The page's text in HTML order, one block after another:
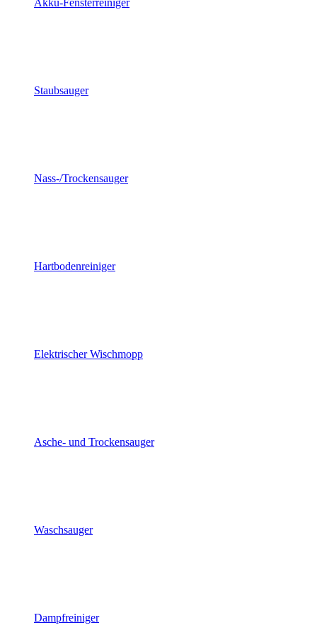
Akku-Fensterreiniger
Staubsauger
Nass-/Trockensauger
Hartbodenreiniger
Elektrischer Wischmopp
Asche- und Trockensauger
Waschsauger
Dampfreiniger